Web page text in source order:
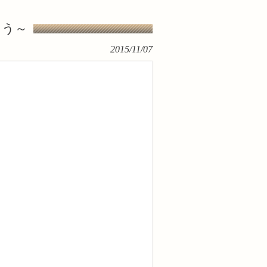
～
2015/11/07